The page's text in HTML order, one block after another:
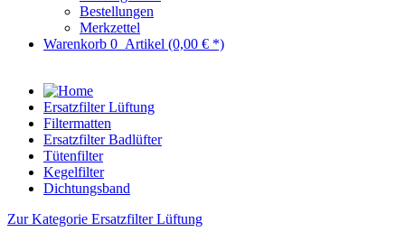
Bestellungen
Merkzettel
Warenkorb 0 Artikel (0,00 € *)
Ersatzfilter Lüftung
Filtermatten
Ersatzfilter Badlüfter
Tütenfilter
Kegelfilter
Dichtungsband
Zur Kategorie Ersatzfilter Lüftung